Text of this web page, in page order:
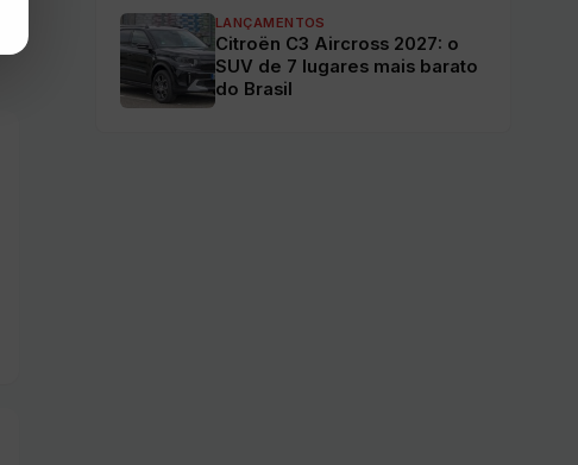
LANÇAMENTOS
Citroën C3 Aircross 2027: o
SUV de 7 lugares mais barato
do Brasil